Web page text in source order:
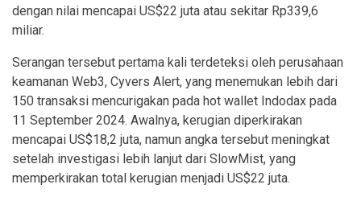
dengan nilai mencapai US$22 juta atau sekitar Rp339,6
miliar.
Serangan tersebut pertama kali terdeteksi oleh perusahaan
keamanan Web3, Cyvers Alert, yang menemukan lebih dari
150 transaksi mencurigakan pada hot wallet Indodax pada
11 September 2024. Awalnya, kerugian diperkirakan
mencapai US$18,2 juta, namun angka tersebut meningkat
setelah investigasi lebih lanjut dari SlowMist, yang
memperkirakan total kerugian menjadi US$22 juta.